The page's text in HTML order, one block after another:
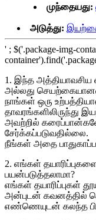
முந்தையது:
அடுத்து:
' ; $('.package-img-
1. இந்த
அல்லது
நாங்கள் ஒரு
தாவரங்களிலிருந்து
அவற்றில்
சேர்க்கப்படுவதில்லை.
நீங்கள் அதை
2. எங்கள்
பயன்படுத்தலாமா?
எங்கள் தயாரிப்புகள்
அன்புடன் கவனத்தில்
எண்ணெயுடன் கலந்த